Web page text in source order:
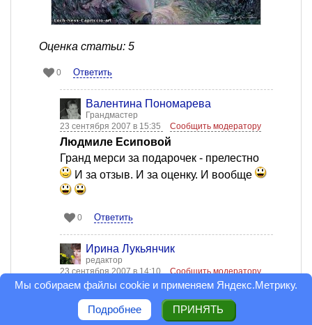
Оценка статьи: 5
0 Ответить
Валентина Пономарева
Грандмастер
23 сентября 2007 в 15:35
Сообщить модератору
Людмиле Есиповой
Гранд мерси за подарочек - прелестно
И за отзыв. И за оценку. И вообще
0 Ответить
Ирина Лукьянчик
редактор
23 сентября 2007 в 14:10
Сообщить модератору
Как-то не слышала про кактусные соусы
Текила - да, из кактусов. А вообще у
опунций большие вкусные ягоды, из них
Мы собираем файлы cookie и применяем Яндекс.Метрику.
Подробнее ПРИНЯТЬ